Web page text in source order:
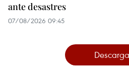
ante desastres
07/08/2026 09:45